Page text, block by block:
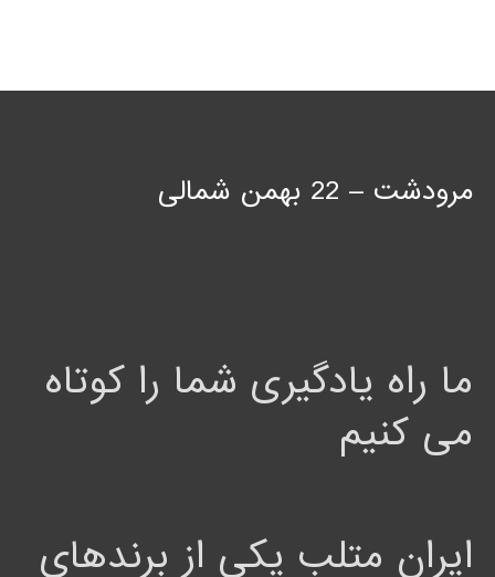
مرودشت – 22 بهمن شمالی
ما راه یادگیری شما را کوتاه
می کنیم
ایران متلب یکی از برندهای